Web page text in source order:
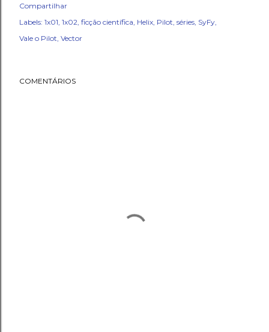
Compartilhar
Labels: 1x01 1x02 ficção científica Helix Pilot séries SyFy
Vale o Pilot Vector
COMENTÁRIOS